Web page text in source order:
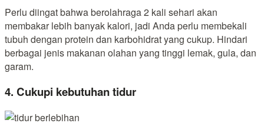
Perlu diingat bahwa berolahraga 2 kali sehari akan
membakar lebih banyak kalori, jadi Anda perlu membekali
tubuh dengan protein dan karbohidrat yang cukup. Hindari
berbagai jenis makanan olahan yang tinggi lemak, gula, dan
garam.
4. Cukupi kebutuhan tidur